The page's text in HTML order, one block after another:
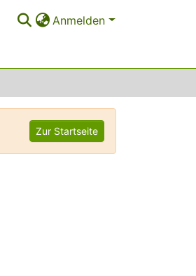
Anmelden
Zur Startseite